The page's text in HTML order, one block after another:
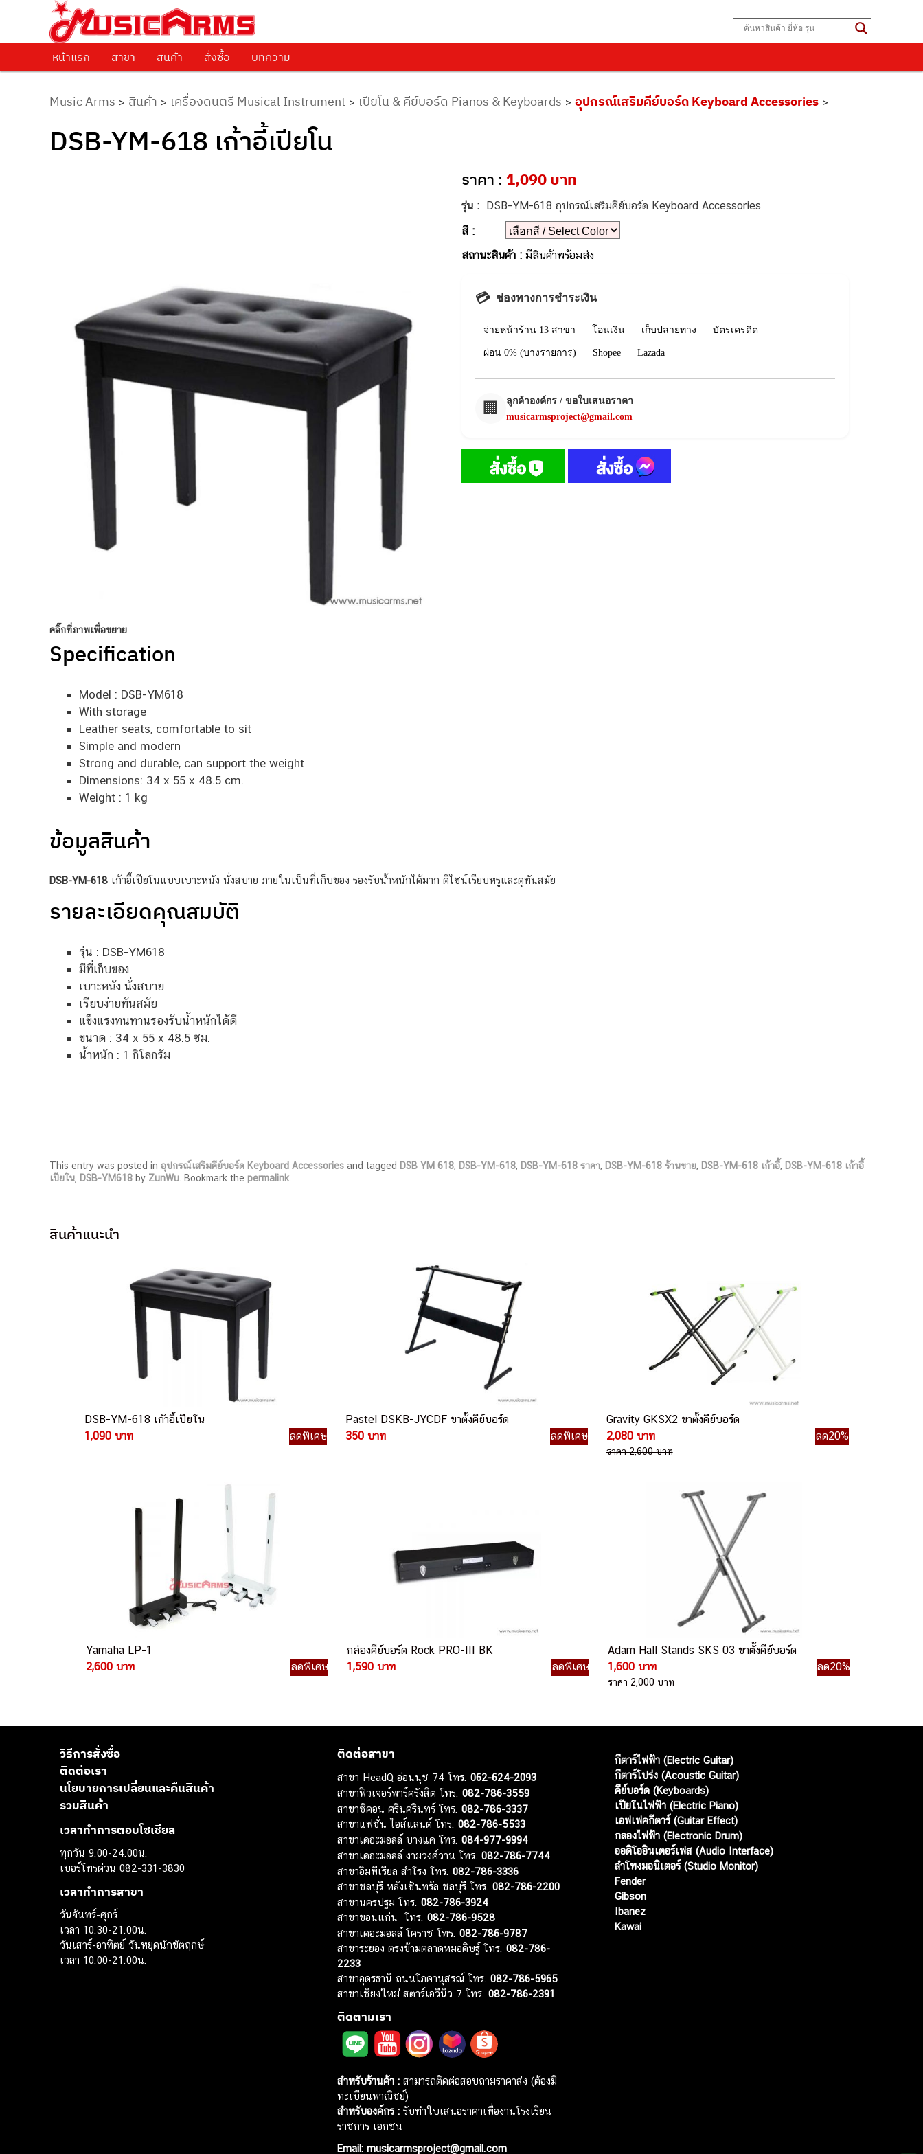
Music Arms
ศูนย์รวมครื่องดนตรีทุกชนิด ตั้งแต่เริ่มต้นถึงมืออาชีพ
Skip to primary content
หน้าแรก สาขา สินค้า สั่งซื้อ บทความ
Music Arms > สินค้า > เครื่องดนตรี Musical Instrument > เปียโน & คีย์บอร์ด Pianos & Keyboards > อุปกรณ์เสริมคีย์บอร์ด Keyboard Accessories >
DSB-YM-618 เก้าอี้เปียโน
คลิ๊กที่ภาพเพื่อขยาย
ราคา : 1,090 บาท
รุ่น : DSB-YM-618 อุปกรณ์เสริมคีย์บอร์ด Keyboard Accessories
สี :
สถานะสินค้า : มีสินค้าพร้อมส่ง
💳 ช่องทางการชำระเงิน
จ่ายหน้าร้าน 13 สาขา โอนเงิน เก็บปลายทาง บัตรเครดิต
ผ่อน 0% (บางรายการ) Shopee Lazada
🏢
ลูกค้าองค์กร / ขอใบเสนอราคา
musicarmsproject@gmail.com
Specification
Model : DSB-YM618
With storage
Leather seats, comfortable to sit
Simple and modern
Strong and durable, can support the weight
Dimensions: 34 x 55 x 48.5 cm.
Weight : 1 kg
ข้อมูลสินค้า
DSB-YM-618 เก้าอี้เปียโนแบบเบาะหนัง นั่งสบาย ภายในเป็นที่เก็บของ รองรับน้ำหนักได้มาก ดีไซน์เรียบหรูและดูทันสมัย
รายละเอียดคุณสมบัติ
รุ่น : DSB-YM618
มีที่เก็บของ
เบาะหนัง นั่งสบาย
เรียบง่ายทันสมัย
แข็งแรงทนทานรองรับน้ำหนักได้ดี
ขนาด : 34 x 55 x 48.5 ซม.
น้ำหนัก : 1 กิโลกรัม
This entry was posted in อุปกรณ์เสริมคีย์บอร์ด Keyboard Accessories and tagged DSB YM 618 DSB-YM-618 DSB-YM-618 ราคา DSB-YM-618 ร้านขาย DSB-YM-618 เก้าอี้ DSB-YM-618 เก้าอี้
เปียโน DSB-YM618 by ZunWu . Bookmark the permalink
สินค้าแนะนำ
DSB-YM-618 เก้าอี้เปียโน
1,090 บาท
ลดพิเศษ
Pastel DSKB-JYCDF ขาตั้งคีย์บอร์ด
350 บาท
ลดพิเศษ
Gravity GKSX2 ขาตั้งคีย์บอร์ด
2,080 บาท
ลด20%
ราคา 2,600 บาท
Yamaha LP-1
2,600 บาท
ลดพิเศษ
กล่องคีย์บอร์ด Rock PRO-III BK
1,590 บาท
ลดพิเศษ
Adam Hall Stands SKS 03 ขาตั้งคีย์บอร์ด
1,600 บาท
ลด20%
ราคา 2,000 บาท
วิธีการสั่งซื้อ
ติดต่อเรา
นโยบายการเปลี่ยนและคืนสินค้า
รวมสินค้า
เวลาทำการตอบโซเชียล
ทุกวัน 9.00-24.00น.
เบอร์โทรด่วน 082-331-3830
เวลาทำการสาขา
วันจันทร์-ศุกร์
เวลา 10.30-21.00น.
วันเสาร์-อาทิตย์ วันหยุดนักขัตฤกษ์
เวลา 10.00-21.00น.
ติดต่อสาขา
สาขา HeadQ อ่อนนุช 74 โทร.062-624-2093
สาขาฟิวเจอร์พาร์ครังสิต โทร.082-786-3559
สาขาซีคอน ศรีนครินทร์ โทร.082-786-3337
สาขาแฟชั่น ไอส์แลนด์ โทร.082-786-5533
สาขาเดอะมอลล์ บางแค โทร.084-977-9994
สาขาเดอะมอลล์ งามวงศ์วาน โทร.082-786-7744
สาขาอิมพีเรียล สำโรง โทร.082-786-3336
สาขาชลบุรี หลังเซ็นทรัล ชลบุรี โทร.082-786-2200
สาขานครปฐม โทร.082-786-3924
สาขาขอนแก่น โทร.082-786-9528
สาขาเดอะมอลล์ โคราช โทร.082-786-9787
สาขาระยอง ตรงข้ามตลาดหมอดิษฐ์ โทร.082-786-
2233
สาขาอุดรธานี ถนนโภคานุสรณ์ โทร.082-786-5965
สาขาเชียงใหม่ สตาร์เอวีนิว 7 โทร.082-786-2391
ติดตามเรา
สำหรับร้านค้า : สามารถติดต่อสอบถามราคาส่ง (ต้องมี
ทะเบียนพาณิชย์)
สำหรับองค์กร : รับทำใบเสนอราคาเพื่องานโรงเรียน
ราชการ เอกชน
Email: musicarmsproject@gmail.com
กีตาร์ไฟฟ้า (Electric Guitar)
กีตาร์โปร่ง (Acoustic Guitar)
คีย์บอร์ด (Keyboards)
เปียโนไฟฟ้า (Electric Piano)
เอฟเฟคกีตาร์ (Guitar Effect)
กลองไฟฟ้า (Electronic Drum)
ออดิโออินเตอร์เฟส (Audio Interface)
ลำโพงมอนิเตอร์ (Studio Monitor)
Fender
Gibson
Ibanez
Kawai